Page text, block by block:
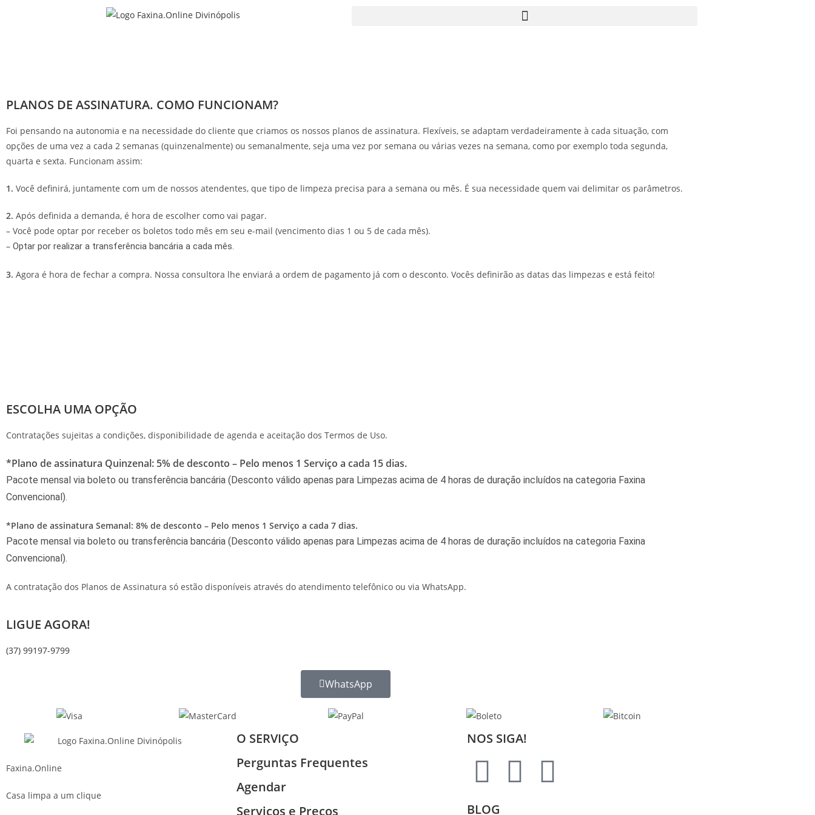
PLANOS DE ASSINATURA. COMO FUNCIONAM?
Foi pensando na autonomia e na necessidade do cliente que criamos os nossos planos de assinatura. Flexíveis, se adaptam verdadeiramente à cada situação, com
opções de uma vez a cada 2 semanas (quinzenalmente) ou semanalmente, seja uma vez por semana ou várias vezes na semana, como por exemplo toda segunda,
quarta e sexta. Funcionam assim:
1. Você definirá, juntamente com um de nossos atendentes, que tipo de limpeza precisa para a semana ou mês. É sua necessidade quem vai delimitar os parâmetros.
2. Após definida a demanda, é hora de escolher como vai pagar.
– Você pode optar por receber os boletos todo mês em seu e-mail (vencimento dias 1 ou 5 de cada mês).
– Optar por realizar a transferência bancária a cada mês.
3. Agora é hora de fechar a compra. Nossa consultora lhe enviará a ordem de pagamento já com o desconto. Vocês definirão as datas das limpezas e está feito!
ESCOLHA UMA OPÇÃO
Contratações sujeitas a condições, disponibilidade de agenda e aceitação dos Termos de Uso.
*Plano de assinatura Quinzenal: 5% de desconto – Pelo menos 1 Serviço a cada 15 dias.
Pacote mensal via boleto ou transferência bancária (Desconto válido apenas para Limpezas acima de 4 horas de duração incluídos na categoria Faxina
Convencional).
*Plano de assinatura Semanal: 8% de desconto – Pelo menos 1 Serviço a cada 7 dias.
Pacote mensal via boleto ou transferência bancária (Desconto válido apenas para Limpezas acima de 4 horas de duração incluídos na categoria Faxina
Convencional).
A contratação dos Planos de Assinatura só estão disponíveis através do atendimento telefônico ou via WhatsApp.
LIGUE AGORA!
(37) 99197-9799
WhatsApp
Faxina.Online
Casa limpa a um clique
O SERVIÇO
Perguntas Frequentes
Agendar
Serviços e Preços
NOS SIGA!
BLOG